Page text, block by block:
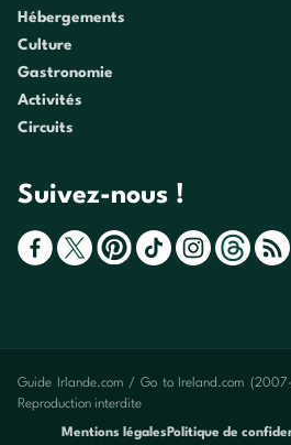
Hébergements
Culture
Gastronomie
Activités
Circuits
Suivez-nous !
Guide Irlande.com / Go to Ireland.com
Reproduction interdite
Mentions légales Politique de